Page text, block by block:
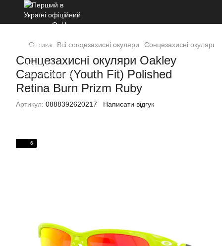
Оптика Всі сонцезахисні окуляри Сонцезахисні
Сонцезахисні окуляри Oakley
Capacitor (Youth Fit) Polished
Retina Burn Prizm Ruby
Артикул: 0888392620217 Написати відгук
6